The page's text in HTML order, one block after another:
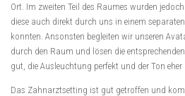
Ort. Im zweiten Teil des Raumes wurden
diese auch direkt durch uns in einem
konnten. Ansonsten begleiten wir unseren
durch den Raum und lösen die
gut, die Ausleuchtung perfekt und der Ton eher
Das Zahnarztsetting ist gut getroffen und